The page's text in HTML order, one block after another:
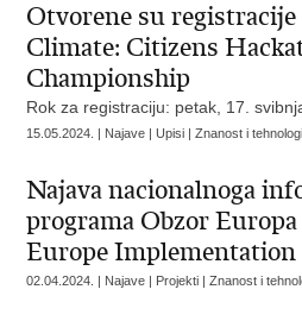
Otvorene su
Climate: Citizens
Championship
Rok za registraciju: petak, 17.
15.05.2024. | Najave | Upisi | Znanost i
Najava nacionalnoga
programa Obzor
Europe Implementation
02.04.2024. | Najave | Projekti | Znanost i